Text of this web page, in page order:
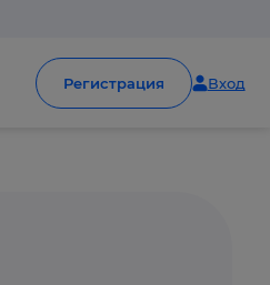
Регистрация Вход